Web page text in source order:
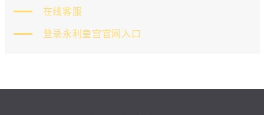
在线客服
登录永利皇宫官网入口